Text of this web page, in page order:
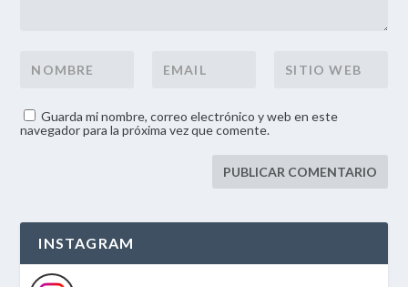
Guarda mi nombre, correo electrónico y web en este
navegador para la próxima vez que comente.
INSTAGRAM